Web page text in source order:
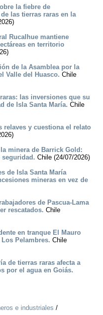
la fiebre de
las tierras raras en la
Rucalhue mantiene
en territorio
de la Asamblea por la
Valle del Huasco. Chile
las inversiones que su
de Isla Santa María. Chile
relaves y cuestiona el relato
minera de Barrick Gold:
Chile (24/07/2026)
de Isla Santa María
mineras en vez de
de Pascua-Lama
rescatados. Chile
en tranque El Mauro
Pelambres. Chile
de tierras raras afecta a
por el agua en Goiás.
e industriales /